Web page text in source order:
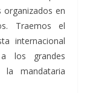
organizados en
Traemos el
internacional
los grandes
la mandataria